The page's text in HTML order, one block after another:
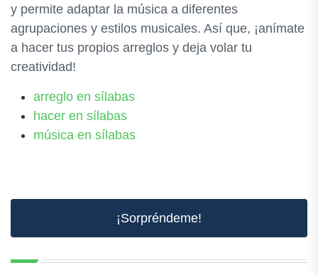
y permite adaptar la música a diferentes
agrupaciones y estilos musicales. Así que, ¡anímate
a hacer tus propios arreglos y deja volar tu
creatividad!
arreglo en sílabas
hacer en sílabas
música en sílabas
¡Sorpréndeme!